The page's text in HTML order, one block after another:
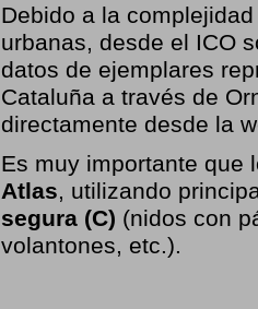
Debido a la
urbanas, desde el ICO
datos de ejemplares
Cataluña a través de
directamente desde la
Es muy importante que
Atlas, utilizando
segura (C) (nidos con
volantones, etc.).